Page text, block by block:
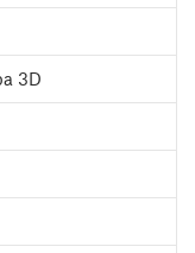
3D